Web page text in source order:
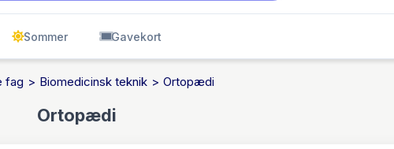
Sommer Gavekort
fag Biomedicinsk teknik Ortopædi
Ortopædi